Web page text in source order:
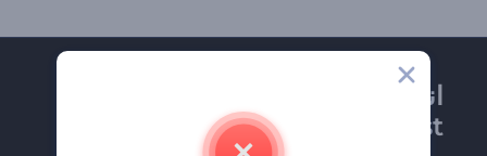
انضم إلى نشرة
Renderforest الإخبارية